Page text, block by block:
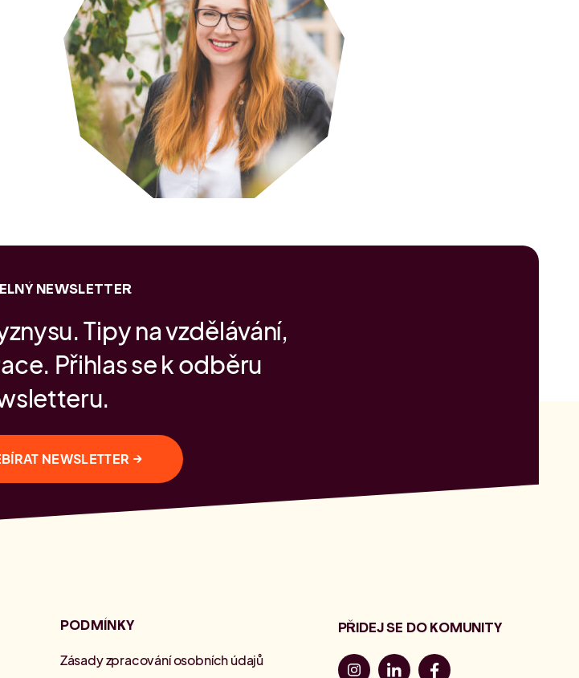
NEWSLETTER
Tipy na vzdělávání,
Přihlas se k odběru
NEWSLETTER →
PODMÍNKY
Zásady zpracování osobních údajů
PŘIDEJ SE DO KOMUNITY